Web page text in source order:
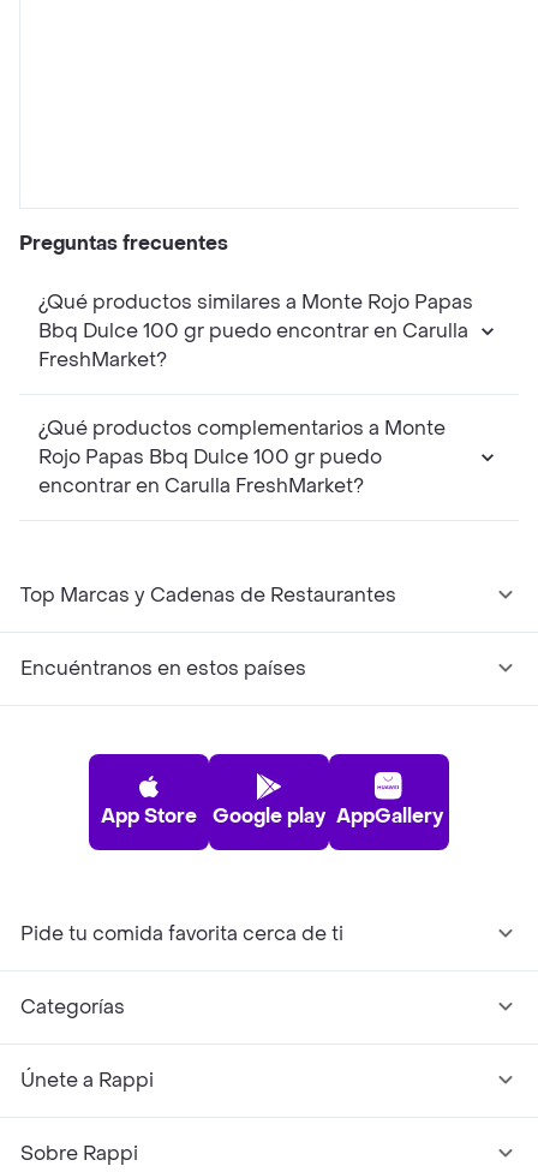
Preguntas frecuentes
¿Qué productos similares a Monte Rojo Papas
Bbq Dulce 100 gr puedo encontrar en Carulla
FreshMarket?
¿Qué productos complementarios a Monte
Rojo Papas Bbq Dulce 100 gr puedo
encontrar en Carulla FreshMarket?
Top Marcas y Cadenas de Restaurantes
Encuéntranos en estos países
App Store Google play AppGallery
Pide tu comida favorita cerca de ti
Categorías
Únete a Rappi
Sobre Rappi